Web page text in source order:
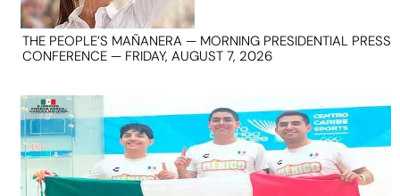
THE PEOPLE’S MAÑANERA — MORNING PRESIDENTIAL PRESS
CONFERENCE — FRIDAY, AUGUST 7, 2026